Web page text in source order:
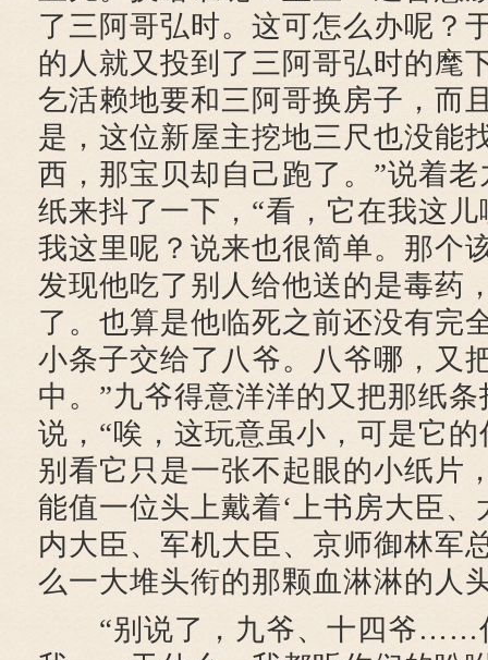
了三阿哥弘时。这可怎么办呢？
的人就又投到了三阿哥弘时的麾
乞活赖地要和三阿哥换房子，而
是，这位新屋主挖地三尺也没能
西，那宝贝却自己跑了。”说着
纸来抖了一下，“看，它在我这
我这里呢？说来也很简单。那个
发现他吃了别人给他送的是毒药
了。也算是他临死之前还没有完
小条子交给了八爷。八爷哪，又
中。”九爷得意洋洋的又把那纸
说，“唉，这玩意虽小，可是它
别看它只是一张不起眼的小纸片
能值一位头上戴着‘上书房大臣
内大臣、军机大臣、京师御林军
么一大堆头衔的那颗血淋淋的人
“别说了，九爷、十四爷……